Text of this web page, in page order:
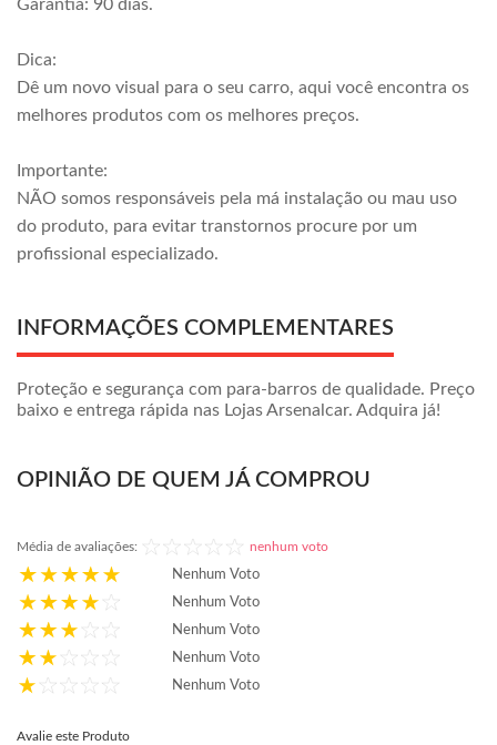
Garantia: 90 dias.
Dica:
Dê um novo visual para o seu carro, aqui você encontra os
melhores produtos com os melhores preços.
Importante:
NÃO somos responsáveis pela má instalação ou mau uso
do produto, para evitar transtornos procure por um
profissional especializado.
INFORMAÇÕES COMPLEMENTARES
Proteção e segurança com para-barros de qualidade. Preço
baixo e entrega rápida nas Lojas Arsenalcar. Adquira já!
OPINIÃO DE QUEM JÁ COMPROU
Média de avaliações: nenhum voto
Nenhum Voto
Nenhum Voto
Nenhum Voto
Nenhum Voto
Nenhum Voto
Avalie este Produto